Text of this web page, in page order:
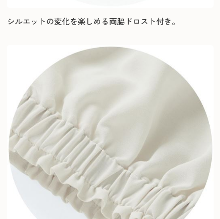
シルエットの変化を楽しめる両脇ドロスト付き。